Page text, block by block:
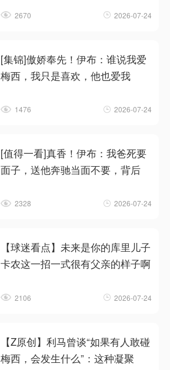
2670 2026-07-24
[集锦]傲娇奉先！伊布：谁说我爱
梅西，我只是喜欢，他也爱我
1476 2026-07-24
[值得一看]真香！伊布：我爸死要
面子，送他奔驰当面不要，背后
2328 2026-07-24
【球迷看点】未来是你的库里儿子
卡农这一招一式很有父亲的样子啊
2106 2026-07-24
【Z原创】利马曾谈“如果有人敢碰
梅西，会发生什么”：这种凝聚